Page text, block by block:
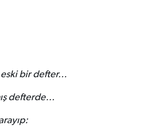
eski bir defter…
defterde…